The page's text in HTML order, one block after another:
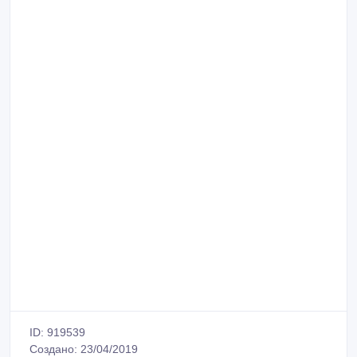
ID: 919539
Создано: 23/04/2019